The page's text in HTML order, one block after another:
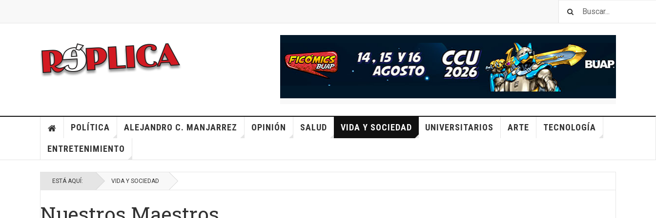
POLÍTICA ALEJANDRO C. MANJARREZ OPINIÓN SALUD VIDA Y SOCIEDAD UNIVERSITARIOS ARTE TECNOLOGÍA
ENTRETENIMIENTO
ESTÁ AQUÍ: VIDA Y SOCIEDAD